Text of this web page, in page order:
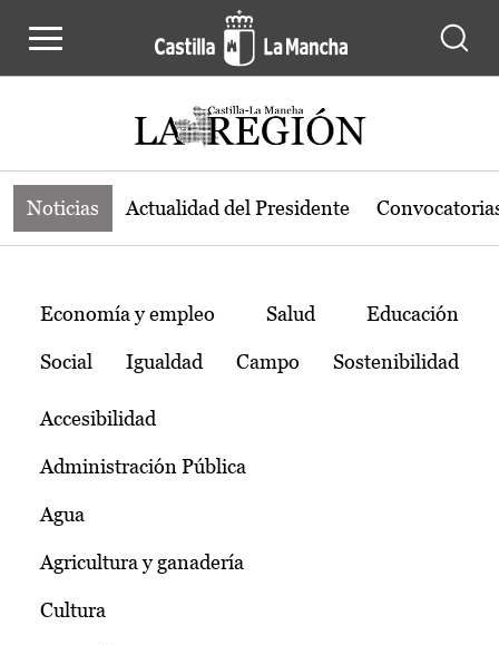
Noticias de la región de Castilla-La
Noticias Actualidad del Presidente
Temas
Economía y empleo Salud Educación
Social Igualdad Campo Sostenibilidad
Accesibilidad
Administración Pública
Agua
Agricultura y ganadería
Cultura